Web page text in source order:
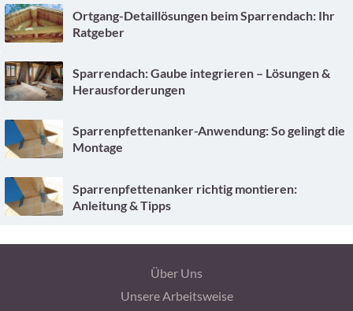
Ortgang-Detaillösungen beim Sparrendach: Ihr
Ratgeber
Sparrendach: Gaube integrieren – Lösungen &
Herausforderungen
Sparrenpfettenanker-Anwendung: So gelingt die
Montage
Sparrenpfettenanker richtig montieren:
Anleitung & Tipps
Über Uns
Unsere Arbeitsweise